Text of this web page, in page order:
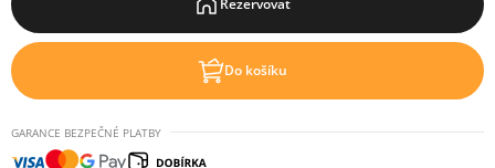
Rezervovat
Do košíku
GARANCE BEZPEČNÉ PLATBY